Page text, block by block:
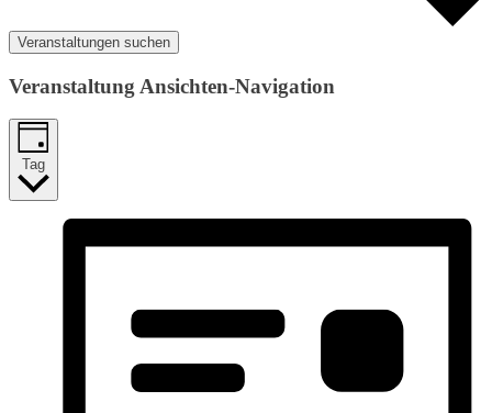
Veranstaltungen suchen
Veranstaltung Ansichten-Navigation
Tag